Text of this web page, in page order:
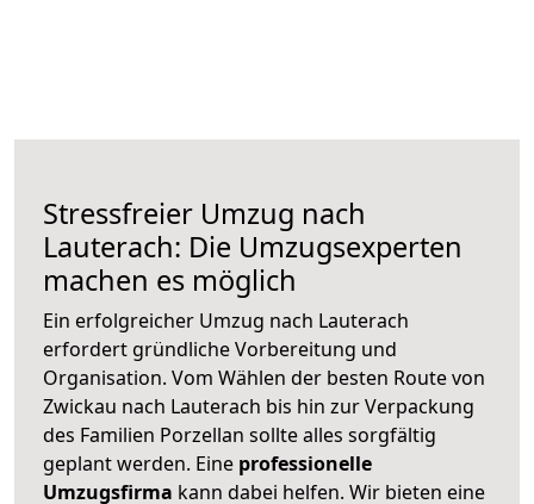
Stressfreier Umzug nach
Lauterach: Die Umzugsexperten
machen es möglich
Ein erfolgreicher Umzug nach Lauterach
erfordert gründliche Vorbereitung und
Organisation. Vom Wählen der besten Route von
Zwickau nach Lauterach bis hin zur Verpackung
des Familien Porzellan sollte alles sorgfältig
geplant werden. Eine professionelle
Umzugsfirma kann dabei helfen. Wir bieten eine